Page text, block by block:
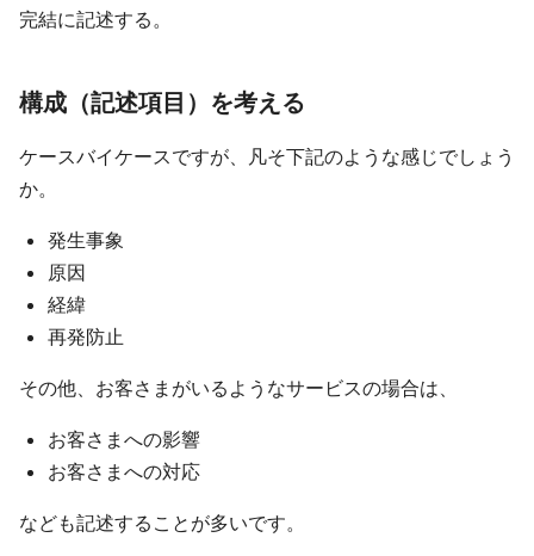
完結に記述する。
構成（記述項目）を考える
ケースバイケースですが、凡そ下記のような感じでしょう
か。
発生事象
原因
経緯
再発防止
その他、お客さまがいるようなサービスの場合は、
お客さまへの影響
お客さまへの対応
なども記述することが多いです。